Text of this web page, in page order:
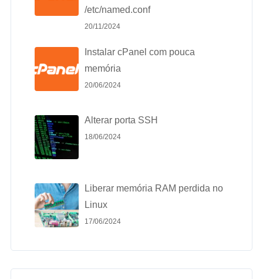
/etc/named.conf
20/11/2024
Instalar cPanel com pouca
memória
20/06/2024
Alterar porta SSH
18/06/2024
Liberar memória RAM perdida no
Linux
17/06/2024